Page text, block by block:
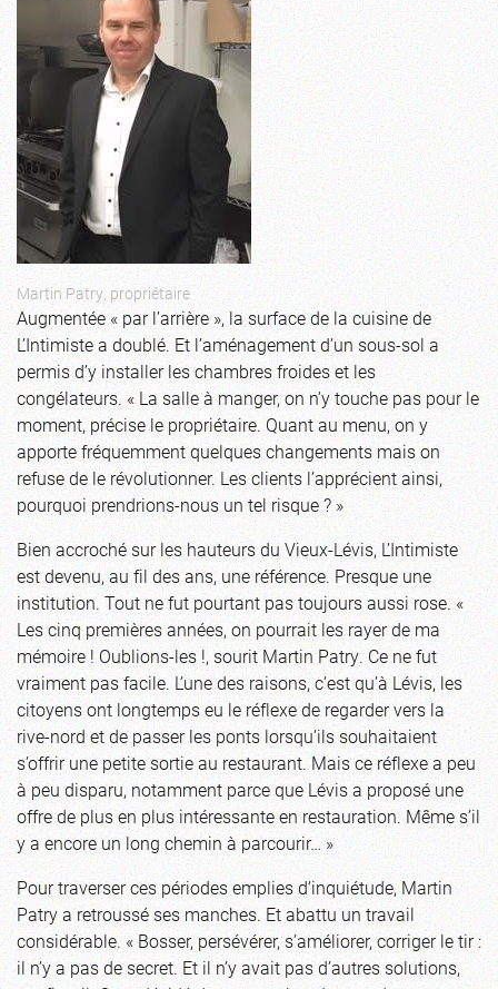
Martin Patry, propriétaire
Augmentée « par l’arrière », la surface de la cuisine de
L’Intimiste a doublé. Et l’aménagement d’un sous-sol a
permis d’y installer les chambres froides et les
congélateurs. « La salle à manger, on n’y touche pas pour le
moment, précise le propriétaire. Quant au menu, on y
apporte fréquemment quelques changements mais on
refuse de le révolutionner. Les clients l’apprécient ainsi,
pourquoi prendrions-nous un tel risque ? »
Bien accroché sur les hauteurs du Vieux-Lévis, L’Intimiste
est devenu, au fil des ans, une référence. Presque une
institution. Tout ne fut pourtant pas toujours aussi rose. «
Les cinq premières années, on pourrait les rayer de ma
mémoire ! Oublions-les !, sourit Martin Patry. Ce ne fut
vraiment pas facile. L’une des raisons, c’est qu’à Lévis, les
citoyens ont longtemps eu le réflexe de regarder vers la
rive-nord et de passer les ponts lorsqu’ils souhaitaient
s’offrir une petite sortie au restaurant. Mais ce réflexe a peu
à peu disparu, notamment parce que Lévis a proposé une
offre de plus en plus intéressante en restauration. Même s’il
y a encore un long chemin à parcourir… »
Pour traverser ces périodes emplies d’inquiétude, Martin
Patry a retroussé ses manches. Et abattu un travail
considérable. « Bosser, persévérer, s’améliorer, corriger le tir :
il n’y a pas de secret. Et il n’y avait pas d’autres solutions,